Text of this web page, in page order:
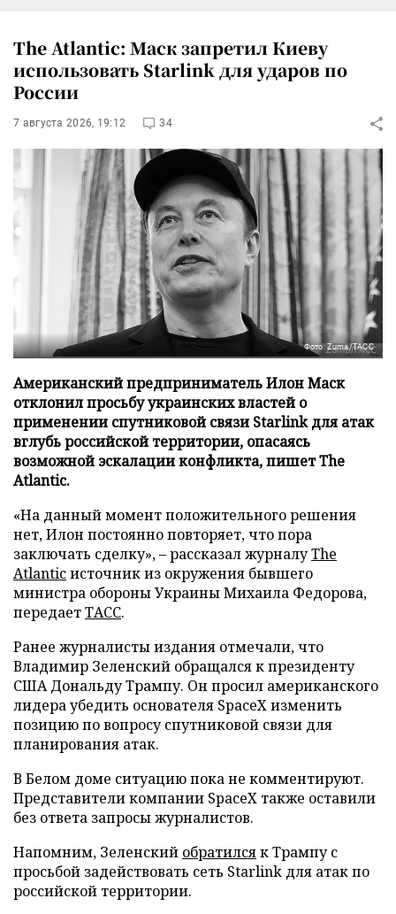
The Atlantic: Маск запретил Киеву
использовать Starlink для ударов по
России
7 августа 2026, 19:12 34
Фото: Zuma/ТАСС
Американский предприниматель Илон Маск
отклонил просьбу украинских властей о
применении спутниковой связи Starlink для атак
вглубь российской территории, опасаясь
возможной эскалации конфликта, пишет The
Atlantic.
«На данный момент положительного решения
нет, Илон постоянно повторяет, что пора
заключать сделку», – рассказал журналуThe
Atlanticисточник из окружения бывшего
министра обороны Украины Михаила Федорова,
передаетТАСС.
Ранее журналисты издания отмечали, что
Владимир Зеленский обращался к президенту
США Дональду Трампу. Он просил американского
лидера убедить основателя SpaceX изменить
позицию по вопросу спутниковой связи для
планирования атак.
В Белом доме ситуацию пока не комментируют.
Представители компании SpaceX также оставили
без ответа запросы журналистов.
Напомним, Зеленский обратилсяк Трампу с
просьбой задействовать сеть Starlink для атак по
российской территории.